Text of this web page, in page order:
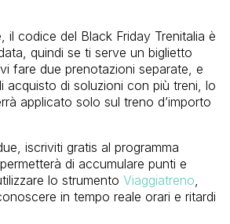
il codice del Black Friday Trenitalia è
quindi se ti serve un biglietto
fare due prenotazioni separate, e
acquisto di soluzioni con più treni, lo
applicato solo sul treno d’importo
iscriviti gratis al programma
di accumulare punti e
lo strumento Viaggiatreno,
in tempo reale orari e ritardi